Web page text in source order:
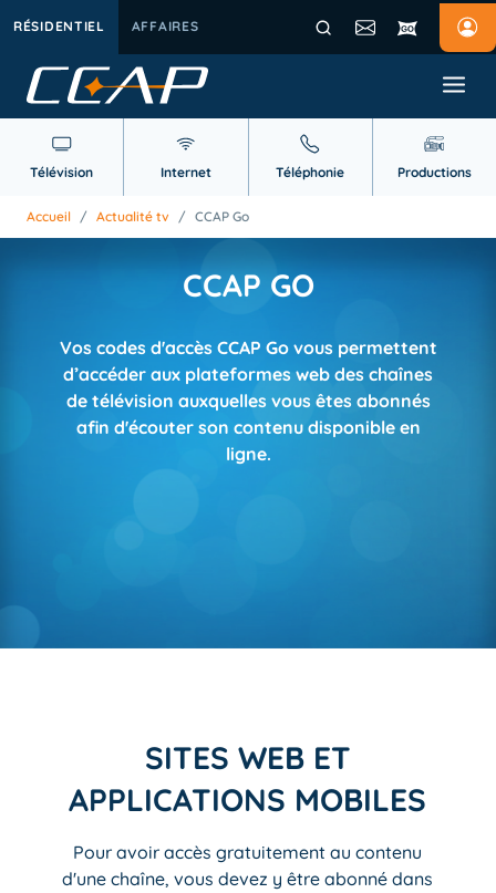
RÉSIDENTIEL AFFAIRES
Télévision Internet Téléphonie Productions
Accueil / Actualité tv / CCAP Go
CCAP GO
Vos codes d'accès CCAP Go vous permettent
d’accéder aux plateformes web des chaînes
de télévision auxquelles vous êtes abonnés
afin d'écouter son contenu disponible en
ligne.
SITES WEB ET
APPLICATIONS MOBILES
Pour avoir accès gratuitement au contenu
d'une chaîne, vous devez y être abonné dans